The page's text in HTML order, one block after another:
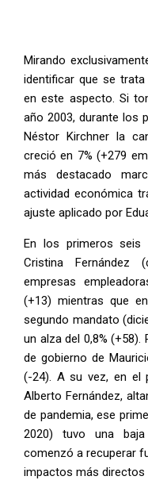
Mirando
identificar que se
en este aspecto. Si
año 2003, durante los
Néstor Kirchner la
creció en 7% (+279
más destacado
actividad económica
ajuste aplicado por
En los primeros seis
Cristina Fernández
empresas
(+13) mientras que
segundo mandato
un alza del 0,8%
de gobierno de
(-24). A su vez, en el
Alberto Fernández,
de pandemia, ese
2020) tuvo una
comenzó a recuperar
impactos más directos